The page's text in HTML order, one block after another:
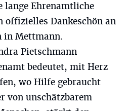
lange Ehrenamtliche
offizielles Dankeschön an
in Mettmann.
Pietschmann
bedeutet, mit Herz
wo Hilfe gebraucht
von unschätzbarem